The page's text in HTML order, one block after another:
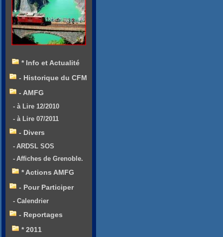
* Info et Actualité
- Historique du CFM
- AMFG
- à Lire 12/2010
- à Lire 07/2011
- Divers
- ARDSL SOS
- Affiches de Grenoble.
* Actions AMFG
- Pour Participer
- Calendrier
- Reportages
* 2011